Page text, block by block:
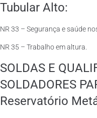
Tubular Alto:
NR 33 – Segurança e saúde
NR 35 – Trabalho em altura.
SOLDAS E
SOLDADORES
Reservatório